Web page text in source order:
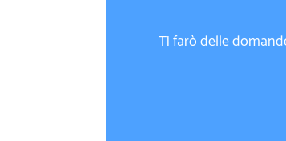
Ti farò delle